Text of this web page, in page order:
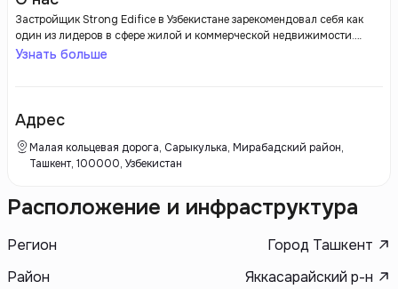
Застройщик Strong Edifice в Узбекистане зарекомендовал себя как
один из лидеров в сфере жилой и коммерческой недвижимости.
Компания активно участвует в реализации проектов, направленных
повысить качество строительства, но и минимизировать его сроки.
Узнать больше
Адрес
Малая кольцевая дорога, Сарыкулька, Мирабадский район,
Ташкент, 100000, Узбекистан
Расположение и инфраструктура
Регион
Город Ташкент
Район
Яккасарайский р-н